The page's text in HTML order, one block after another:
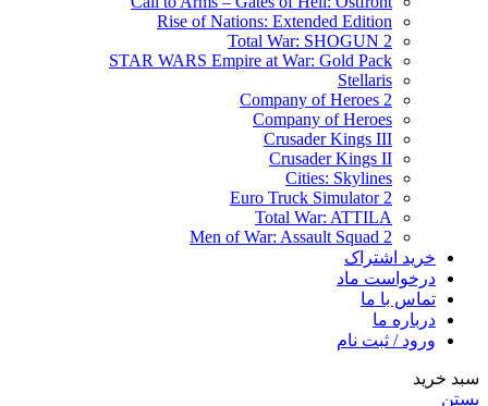
Rise of Nations: Extended Edition
Total War: SHOGUN 2
STAR WARS Empire at War: Gold Pack
Stellaris
Company of Heroes 2
Company of Heroes
Crusader Kings III
Crusader Kings II
Cities: Skylines
Euro Truck Simulator 2
Total War: ATTILA
Men of War: Assault Squad 2
خرید اشتراک
درخواست ماد
تماس با ما
درباره ما
ورود / ثبت نام
سبد خرید
بستن